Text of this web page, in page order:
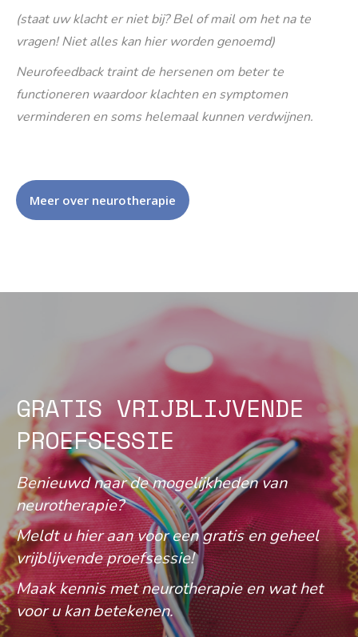
(staat uw klacht er niet bij? Bel of mail om het na te
vragen! Niet alles kan hier worden genoemd)
Neurofeedback traint de hersenen om beter te
functioneren waardoor klachten en symptomen
verminderen en soms helemaal kunnen verdwijnen.
Meer over neurotherapie
GRATIS VRIJBLIJVENDE
PROEFSESSIE
Benieuwd naar de mogelijkheden van
neurotherapie?
Meldt u hier aan voor een gratis en geheel
vrijblijvende proefsessie!
Maak kennis met neurotherapie en wat het
voor u kan betekenen.